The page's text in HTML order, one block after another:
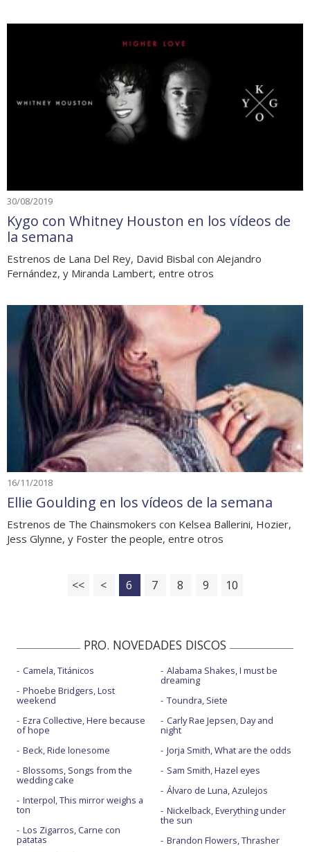
30/08/2019
Kygo con Whitney Houston en los vídeos de
la semana
Estrenos de Lana Del Rey, David Bisbal con Alejandro
Fernández, y Miranda Lambert, entre otros
16/11/2018
Ellie Goulding en los vídeos de la semana
Estrenos de The Chainsmokers con Kelsea Ballerini, Hozier,
Jess Glynne, y Foster the people, entre otros
<< < 6 7 8 9 10
PRO. NOVEDADES DISCOS
Camela, Titánicos
Phoebe Bridgers, Lost
weekend
Ezra Collective, Here because
of hope
Beck, Ride lonesome
Blossoms, Songs from the
wedding cake
Interpol, This mirror weighs a
ton
Los Zigarros, Carne con
patatas
Alabama Shakes, I must be
dreaming
Toundra, Siete
Carly Rae Jepsen, Day and
night
Jorja Smith, What are the odds
Sam Smith, Hazel eyes
Álvaro de Luna, Azulejos
Nickelback, Everything under
the sun
Brandon Flowers, Thrasher